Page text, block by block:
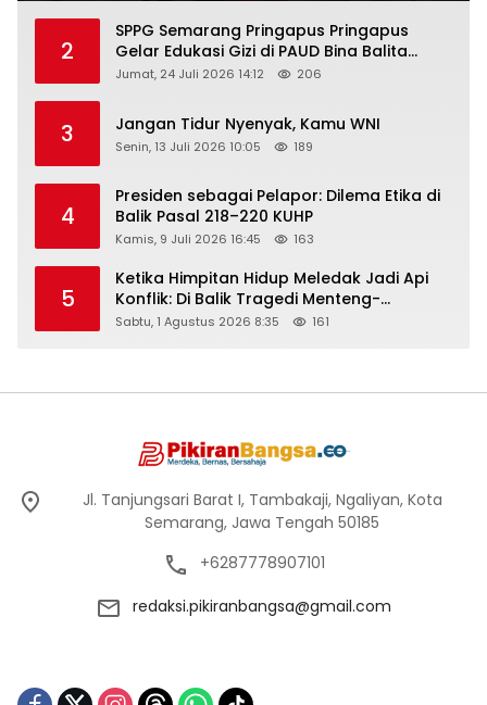
2
SPPG Semarang Pringapus Pringapus
Gelar Edukasi Gizi di PAUD Bina Balita
Peringati Hari Anak Nasional 2026
Jumat, 24 Juli 2026 14:12 206
3 Jangan Tidur Nyenyak, Kamu WNI
Senin, 13 Juli 2026 10:05 189
4
Presiden sebagai Pelapor: Dilema Etika di
Balik Pasal 218–220 KUHP
Kamis, 9 Juli 2026 16:45 163
5
Ketika Himpitan Hidup Meledak Jadi Api
Konflik: Di Balik Tragedi Menteng-
Matraman Hingga Maling Ayam di Bali
Sabtu, 1 Agustus 2026 8:35 161
Jl. Tanjungsari Barat I, Tambakaji, Ngaliyan, Kota
Semarang, Jawa Tengah 50185
+6287778907101
redaksi.pikiranbangsa@gmail.com